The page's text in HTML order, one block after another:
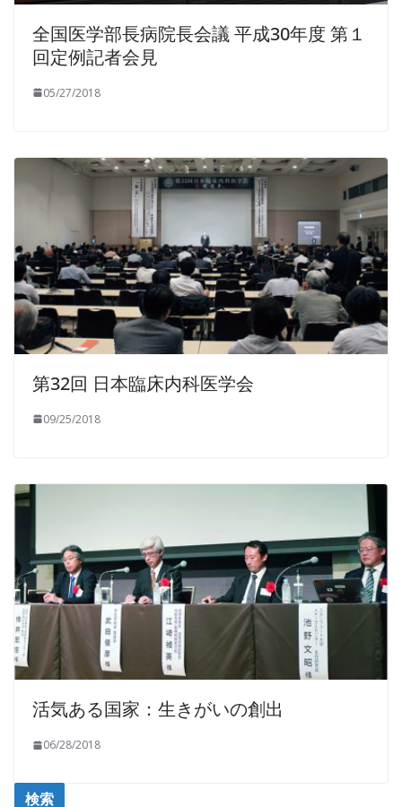
全国医学部長病院長会議 平成30年度 第１
回定例記者会見
05/27/2018
第32回 日本臨床内科医学会
09/25/2018
活気ある国家：生きがいの創出
06/28/2018
検索